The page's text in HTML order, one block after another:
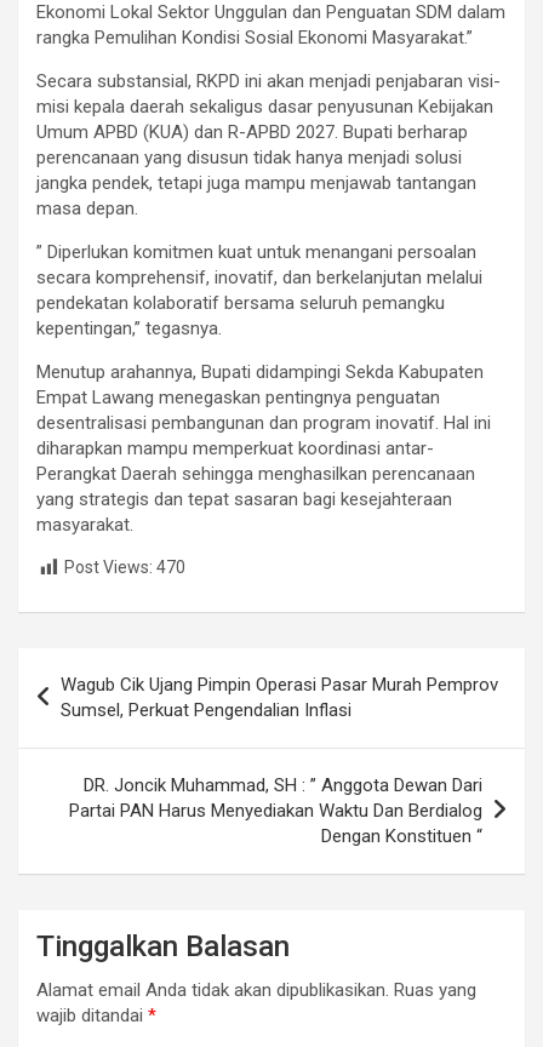
Ekonomi Lokal Sektor Unggulan dan Penguatan SDM dalam
rangka Pemulihan Kondisi Sosial Ekonomi Masyarakat.”
‎Secara substansial, RKPD ini akan menjadi penjabaran visi-
misi kepala daerah sekaligus dasar penyusunan Kebijakan
Umum APBD (KUA) dan R-APBD 2027. Bupati berharap
perencanaan yang disusun tidak hanya menjadi solusi
jangka pendek, tetapi juga mampu menjawab tantangan
masa depan.
” Diperlukan komitmen kuat untuk menangani persoalan
secara komprehensif, inovatif, dan berkelanjutan melalui
pendekatan kolaboratif bersama seluruh pemangku
kepentingan,” tegasnya.
Menutup arahannya, Bupati didampingi Sekda Kabupaten
Empat Lawang menegaskan pentingnya penguatan
desentralisasi pembangunan dan program inovatif. Hal ini
diharapkan mampu memperkuat koordinasi antar-
Perangkat Daerah sehingga menghasilkan perencanaan
yang strategis dan tepat sasaran bagi kesejahteraan
masyarakat.
Post Views: 470
pos
Wagub Cik Ujang Pimpin Operasi Pasar Murah Pemprov
Sumsel, Perkuat Pengendalian Inflasi
DR. Joncik Muhammad, SH : ” Anggota Dewan Dari
Partai PAN Harus Menyediakan Waktu Dan Berdialog
Dengan Konstituen “
Tinggalkan Balasan
Alamat email Anda tidak akan dipublikasikan. Ruas yang
wajib ditandai *